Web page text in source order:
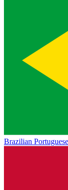
Brazilian Portuguese